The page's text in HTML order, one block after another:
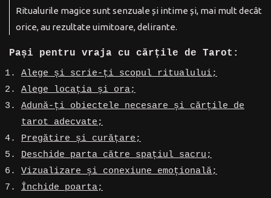
Ritualurile magice sunt senzuale și intime și, mai mult decât
orice, au rezultate uimitoare, delirante.
Pași pentru vraja cu cărțile de Tarot:
Alege și scrie-ți scopul ritualului;
Alege locația și ora;
Adună-ți obiectele necesare și cărțile de
tarot adecvate;
Pregătire și curățare;
Deschide parta către spațiul sacru;
Vizualizare și conexiune emoțională;
Închide poarta;